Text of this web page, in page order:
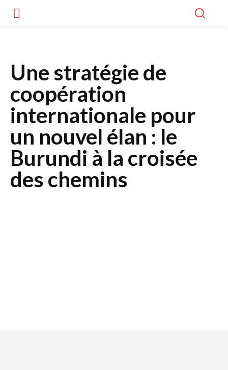
Une stratégie de
coopération
internationale pour
un nouvel élan : le
Burundi à la croisée
des chemins